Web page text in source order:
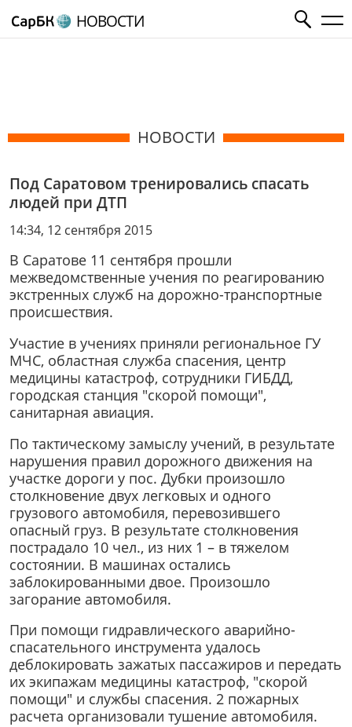
НОВОСТИ
НОВОСТИ
Под Саратовом тренировались спасать
людей при ДТП
14:34, 12 сентября 2015
В Саратове 11 сентября прошли
межведомственные учения по реагированию
экстренных служб на дорожно-транспортные
происшествия.
Участие в учениях приняли региональное ГУ
МЧС, областная служба спасения, центр
медицины катастроф, сотрудники ГИБДД,
городская станция "скорой помощи",
санитарная авиация.
По тактическому замыслу учений, в результате
нарушения правил дорожного движения на
участке дороги у пос. Дубки произошло
столкновение двух легковых и одного
грузового автомобиля, перевозившего
опасный груз. В результате столкновения
пострадало 10 чел., из них 1 – в тяжелом
состоянии. В машинах остались
заблокированными двое. Произошло
загорание автомобиля.
При помощи гидравлического аварийно-
спасательного инструмента удалось
деблокировать зажатых пассажиров и передать
их экипажам медицины катастроф, "скорой
помощи" и службы спасения. 2 пожарных
расчета организовали тушение автомобиля.